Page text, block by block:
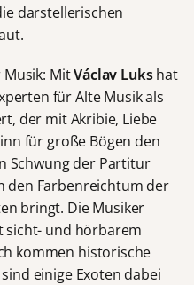
darstellerischen
Musik: MitVáclav Lukshat
für Alte Musik als
der mit Akribie, Liebe
für große Bögen den
Schwung der Partitur
den Farbenreichtum der
bringt. Die Musiker
sicht- und hörbarem
kommen historische
einige Exoten dabei